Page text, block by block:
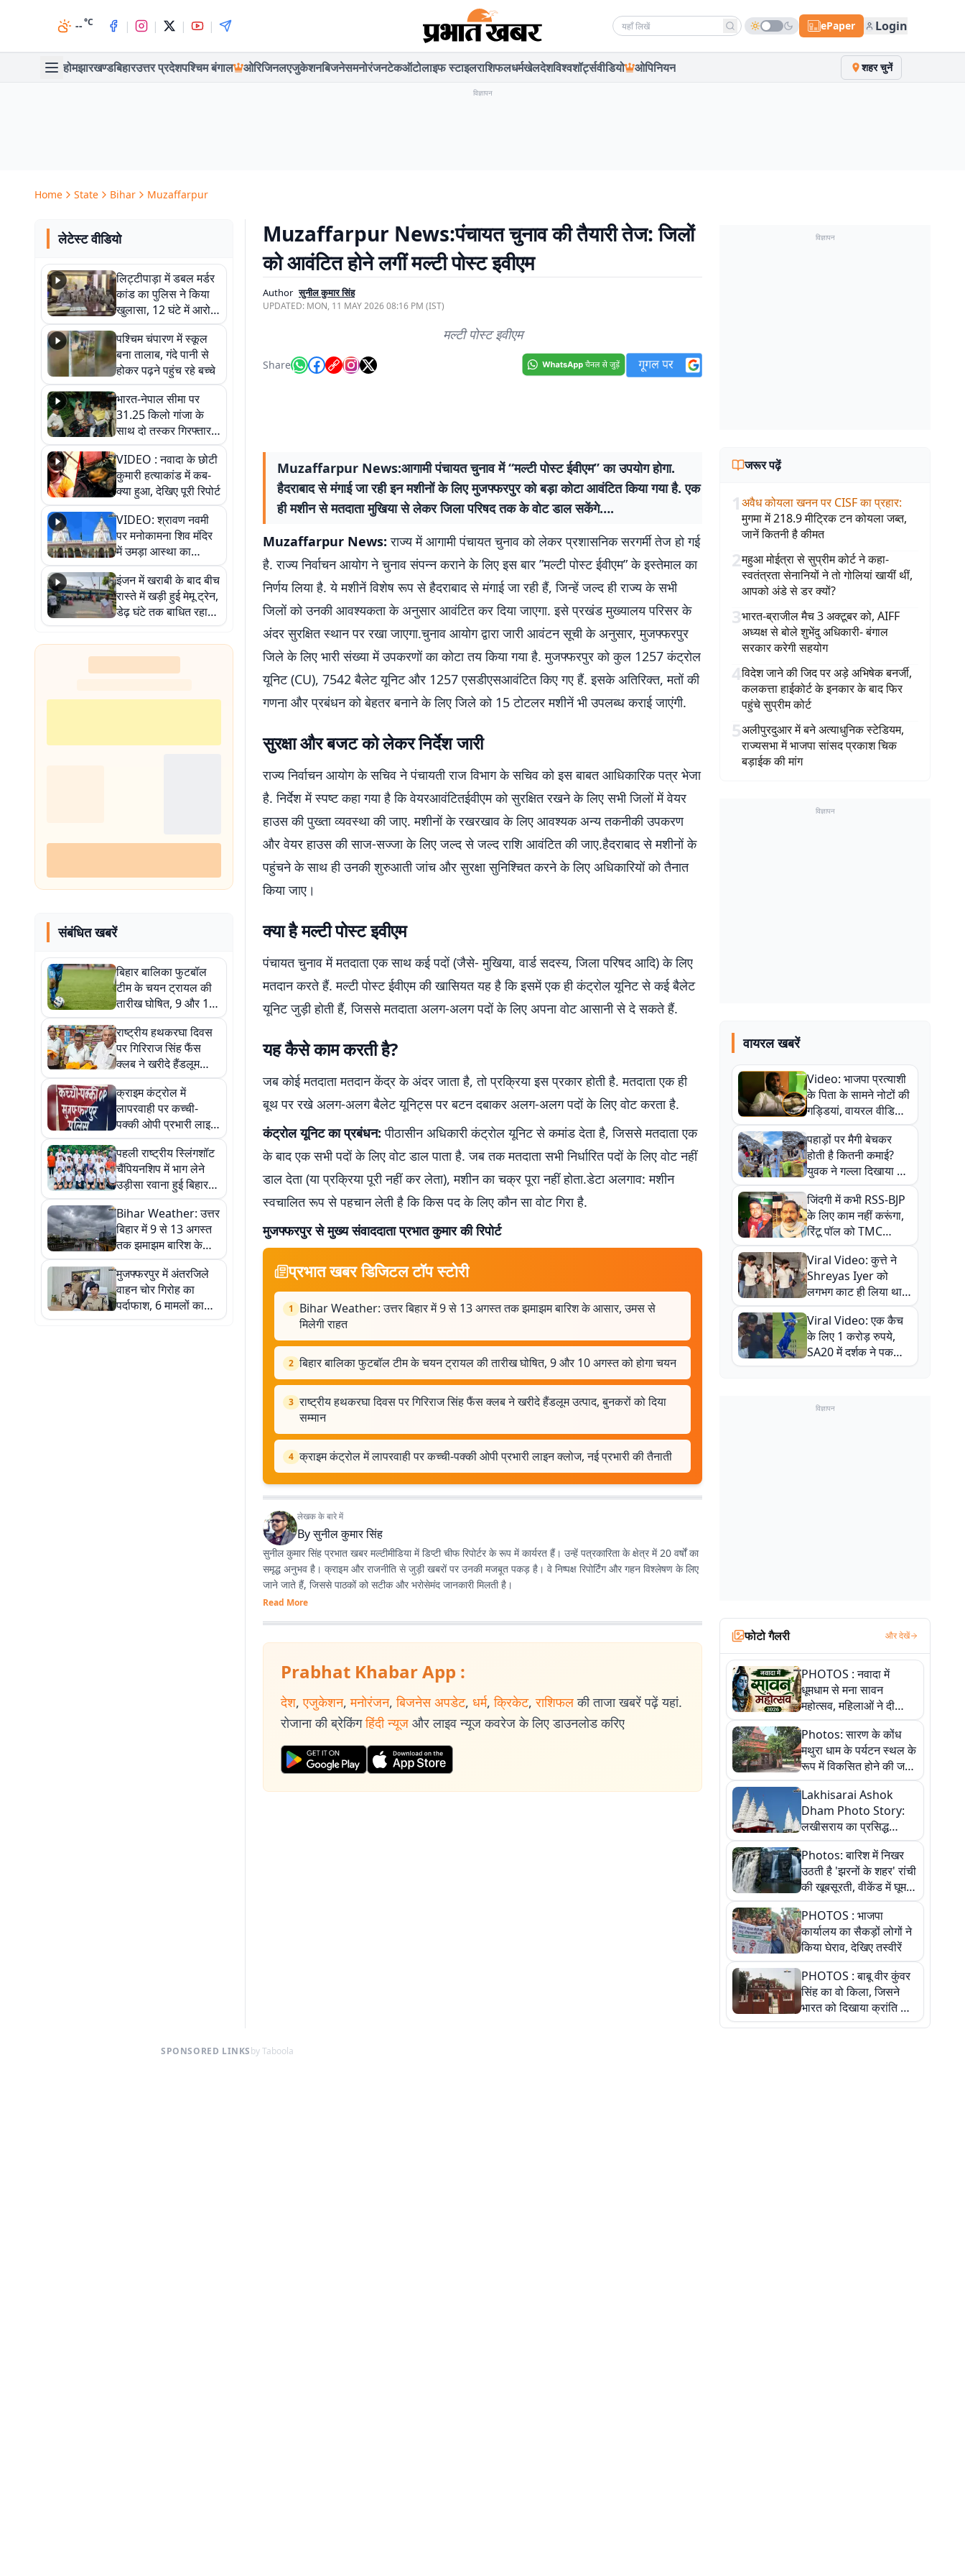
--°C | | | | Search news ePaper Login
होमझारखण्डबिहारउत्तर प्रदेशपश्चिम बंगाल ओरिजिनलएजुकेशनबिजनेसमनोरंजनटेकऑटोलाइफ स्टाइलराशिफलधर्मखेलदेशविश्वशॉर्ट्सवीडियो ओपिनियन शहर चुनें
विज्ञापन
Home State Bihar Muzaffarpur
लेटेस्ट वीडियो
लिट्टीपाड़ा में डबल मर्डर
कांड का पुलिस ने किया
खुलासा, 12 घंटे में आरोपी
गिरफ्तार
पश्चिम चंपारण में स्कूल
बना तालाब, गंदे पानी से
होकर पढ़ने पहुंच रहे बच्चे
भारत-नेपाल सीमा पर
31.25 किलो गांजा के
साथ दो तस्कर गिरफ्तार,
नेपाली नंबर की बाइक
जब्त
VIDEO : नवादा के छोटी
कुमारी हत्याकांड में कब-
क्या हुआ, देखिए पूरी रिपोर्ट
VIDEO: श्रावण नवमी
पर मनोकामना शिव मंदिर
में उमड़ा आस्था का
सैलाब, हर-हर महादेव के
जयघोष से गूंजा परिसर
इंजन में खराबी के बाद बीच
रास्ते में खड़ी हुई मेमू ट्रेन,
डेढ़ घंटे तक बाधित रहा
आवागमन
संबंधित खबरें
बिहार बालिका फुटबॉल
टीम के चयन ट्रायल की
तारीख घोषित, 9 और 10
अगस्त को होगा चयन
राष्ट्रीय हथकरघा दिवस
पर गिरिराज सिंह फैंस
क्लब ने खरीदे हैंडलूम
उत्पाद, बुनकरों को दिया
सम्मान
क्राइम कंट्रोल में
लापरवाही पर कच्ची-
पक्की ओपी प्रभारी लाइन
क्लोज, नई प्रभारी की
तैनाती
पहली राष्ट्रीय स्लिंगशॉट
चैंपियनशिप में भाग लेने
उड़ीसा रवाना हुई बिहार
टीम
Bihar Weather: उत्तर
बिहार में 9 से 13 अगस्त
तक झमाझम बारिश के
आसार, उमस से मिलेगी
राहत
मुजफ्फरपुर में अंतरजिले
वाहन चोर गिरोह का
पर्दाफाश, 6 मामलों का
खुलासा, एक अरेस्ट
Muzaffarpur News:पंचायत चुनाव की तैयारी तेज: जिलों
को आवंटित होने लगीं मल्टी पोस्ट इवीएम
Author सुनील कुमार सिंह
UPDATED: MON, 11 MAY 2026 08:16 PM (IST)
मल्टी पोस्ट इवीएम
Share
Muzaffarpur News:आगामी पंचायत चुनाव में “मल्टी पोस्ट ईवीएम” का उपयोग होगा.
हैदराबाद से मंगाई जा रही इन मशीनों के लिए मुजफ्फरपुर को बड़ा कोटा आवंटित किया गया है. एक
ही मशीन से मतदाता मुखिया से लेकर जिला परिषद तक के वोट डाल सकेंगे….
Muzaffarpur News: राज्य में आगामी पंचायत चुनाव को लेकर प्रशासनिक सरगर्मी तेज हो गई
है. राज्य निर्वाचन आयोग ने चुनाव संपन्न कराने के लिए इस बार ”मल्टी पोस्ट ईवीएम” के इस्तेमाल का
निर्णय लिया है. ये मशीनें विशेष रूप से हैदराबाद से मंगाई जा रही हैं, जिन्हें जल्द ही राज्य के सभी
जिलों को उनकी आवश्यकता के अनुसार आवंटित कर दिया जाएगा. इसे प्रखंड मुख्यालय परिसर के
अंदर सुरक्षित स्थान पर रखा जाएगा.चुनाव आयोग द्वारा जारी आवंटन सूची के अनुसार, मुजफ्फरपुर
जिले के लिए भारी संख्या में उपकरणों का कोटा तय किया गया है. मुजफ्फरपुर को कुल 1257 कंट्रोल
यूनिट (CU), 7542 बैलेट यूनिट और 1257 एसडीएसआवंटित किए गए हैं. इसके अतिरिक्त, मतों की
गणना और प्रबंधन को बेहतर बनाने के लिए जिले को 15 टोटलर मशीनें भी उपलब्ध कराई जाएंगी.
सुरक्षा और बजट को लेकर निर्देश जारी
राज्य निर्वाचन आयोग के सचिव ने पंचायती राज विभाग के सचिव को इस बाबत आधिकारिक पत्र भेजा
है. निर्देश में स्पष्ट कहा गया है कि वेयरआवंटितईवीएम को सुरक्षित रखने के लिए सभी जिलों में वेयर
हाउस की पुख्ता व्यवस्था की जाए. मशीनों के रखरखाव के लिए आवश्यक अन्य तकनीकी उपकरण
और वेयर हाउस की साज-सज्जा के लिए जल्द से जल्द राशि आवंटित की जाए.हैदराबाद से मशीनों के
पहुंचने के साथ ही उनकी शुरुआती जांच और सुरक्षा सुनिश्चित करने के लिए अधिकारियों को तैनात
किया जाए।
क्या है मल्टी पोस्ट इवीएम
पंचायत चुनाव में मतदाता एक साथ कई पदों (जैसे- मुखिया, वार्ड सदस्य, जिला परिषद आदि) के लिए
मतदान करते हैं. मल्टी पोस्ट ईवीएम की खासियत यह है कि इसमें एक ही कंट्रोल यूनिट से कई बैलेट
यूनिट जुड़ी होती हैं, जिससे मतदाता अलग-अलग पदों के लिए अपना वोट आसानी से दे सकते हैं.
यह कैसे काम करती है?
जब कोई मतदाता मतदान केंद्र के अंदर जाता है, तो प्रक्रिया इस प्रकार होती है. मतदाता एक ही
बूथ पर रखे अलग-अलग बैलेट यूनिट्स पर बटन दबाकर अलग-अलग पदों के लिए वोट करता है.
कंट्रोल यूनिट का प्रबंधन: पीठासीन अधिकारी कंट्रोल यूनिट से कमांड देता है, जिससे मतदाता एक
के बाद एक सभी पदों के लिए वोट डाल पाता है. जब तक मतदाता सभी निर्धारित पदों के लिए वोट नहीं
डाल देता (या प्रक्रिया पूरी नहीं कर लेता), मशीन का चक्र पूरा नहीं होता.डेटा अलगाव: मशीन
स्वचालित रूप से पहचान लेती है कि किस पद के लिए कौन सा वोट गिरा है.
मुजफ्फरपुर से मुख्य संवाददाता प्रभात कुमार की रिपोर्ट
प्रभात खबर डिजिटल टॉप स्टोरी
1
Bihar Weather: उत्तर बिहार में 9 से 13 अगस्त तक झमाझम बारिश के आसार, उमस से
मिलेगी राहत
2 बिहार बालिका फुटबॉल टीम के चयन ट्रायल की तारीख घोषित, 9 और 10 अगस्त को होगा चयन
3 राष्ट्रीय हथकरघा दिवस पर गिरिराज सिंह फैंस क्लब ने खरीदे हैंडलूम उत्पाद, बुनकरों को दिया
सम्मान
4 क्राइम कंट्रोल में लापरवाही पर कच्ची-पक्की ओपी प्रभारी लाइन क्लोज, नई प्रभारी की तैनाती
लेखक के बारे में
Byसुनील कुमार सिंह
सुनील कुमार सिंह प्रभात खबर मल्टीमीडिया में डिप्टी चीफ रिपोर्टर के रूप में कार्यरत हैं। उन्हें पत्रकारिता के क्षेत्र में 20 वर्षों का
समृद्ध अनुभव है। क्राइम और राजनीति से जुड़ी खबरों पर उनकी मजबूत पकड़ है। वे निष्पक्ष रिपोर्टिंग और गहन विश्लेषण के लिए
जाने जाते हैं, जिससे पाठकों को सटीक और भरोसेमंद जानकारी मिलती है।
Read More
Prabhat Khabar App :
देश, एजुकेशन, मनोरंजन, बिजनेस अपडेट, धर्म, क्रिकेट, राशिफल की ताजा खबरें पढ़ें यहां.
रोजाना की ब्रेकिंग हिंदी न्यूज और लाइव न्यूज कवरेज के लिए डाउनलोड करिए
विज्ञापन
जरूर पढ़ें
1अवैध कोयला खनन पर CISF का प्रहार:
मुगमा में 218.9 मीट्रिक टन कोयला जब्त,
जानें कितनी है कीमत
2महुआ मोईत्रा से सुप्रीम कोर्ट ने कहा-
स्वतंत्रता सेनानियों ने तो गोलियां खायीं थीं,
आपको अंडे से डर क्यों?
3भारत-ब्राजील मैच 3 अक्टूबर को, AIFF
अध्यक्ष से बोले शुभेंदु अधिकारी- बंगाल
सरकार करेगी सहयोग
4विदेश जाने की जिद पर अड़े अभिषेक बनर्जी,
कलकत्ता हाईकोर्ट के इनकार के बाद फिर
पहुंचे सुप्रीम कोर्ट
5अलीपुरदुआर में बने अत्याधुनिक स्टेडियम,
राज्यसभा में भाजपा सांसद प्रकाश चिक
बड़ाईक की मांग
विज्ञापन
वायरल खबरें
Video: भाजपा प्रत्याशी
के पिता के सामने नोटों की
गड्डियां, वायरल वीडियो
से राजनीति में उबाल,
अजित महतो बोले- TMC
की गंदी चाल
पहाड़ों पर मैगी बेचकर
होती है कितनी कमाई?
युवक ने गल्ला दिखाया तो
नौकरी वालों के खड़े हो गए
कान
जिंदगी में कभी RSS-BJP
के लिए काम नहीं करूंगा,
रिंटू पॉल को TMC
ऑफिस में ले जाकर पीटा,
Video वायरल
Viral Video: कुत्ते ने
Shreyas Iyer को
लगभग काट ही लिया था,
न्यूजीलैंड सीरीज से पहले
बाल-बाल बचे
Viral Video: एक कैच
के लिए 1 करोड़ रुपये,
SA20 में दर्शक ने पकड़ा
एक हाथ से गजब का कैच
विज्ञापन
फोटो गैलरी और देखें
PHOTOS : नवादा में
धूमधाम से मना सावन
महोत्सव, महिलाओं ने दी
सांस्कृतिक प्रस्तुतियां
Photos: सारण के कोंध
मथुरा धाम के पर्यटन स्थल के
रूप में विकसित होने की जगी
आस, 9 तस्वीरों में देखें पूरी
कहानी
Lakhisarai Ashok
Dham Photo Story:
लखीसराय का प्रसिद्ध
अशोक धाम—आस्था,
श्रृंगार, अनुष्ठान और
अलौकिक संध्या आरती के
विहंगम दृश्य
Photos: बारिश में निखर
उठती है 'झरनों के शहर' रांची
की खूबसूरती, वीकेंड में घूम
आएं ये 5 वादियां
PHOTOS : भाजपा
कार्यालय का सैकड़ों लोगों ने
किया घेराव, देखिए तस्वीरें
PHOTOS : बाबू वीर कुंवर
सिंह का वो किला, जिसने
भारत को दिखाया क्रांति का
रास्ता: तस्वीरों में देखिए
SPONSORED LINKSby Taboola